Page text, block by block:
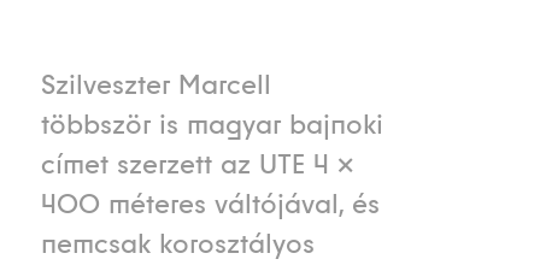
Szilveszter Marcell
többször is magyar bajnoki
címet szerzett az UTE 4 ×
400 méteres váltójával, és
nemcsak korosztályos